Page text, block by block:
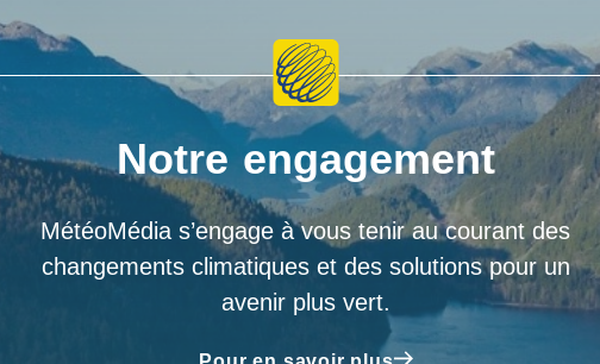
Notre engagement
MétéoMédia s’engage à vous tenir au courant des
changements climatiques et des solutions pour un
avenir plus vert.